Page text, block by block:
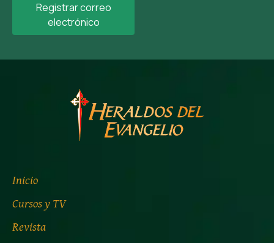
Registrar correo
electrónico
Inicio
Cursos y TV
Revista